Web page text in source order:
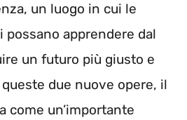
un luogo in cui le
possano apprendere dal
un futuro più giusto e
due nuove opere, il
come un’importante